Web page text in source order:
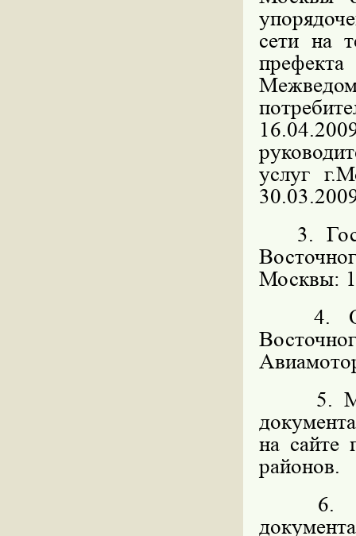
сети на
услуг
3.
Москвы:
4.
5.
на
районов.
6.